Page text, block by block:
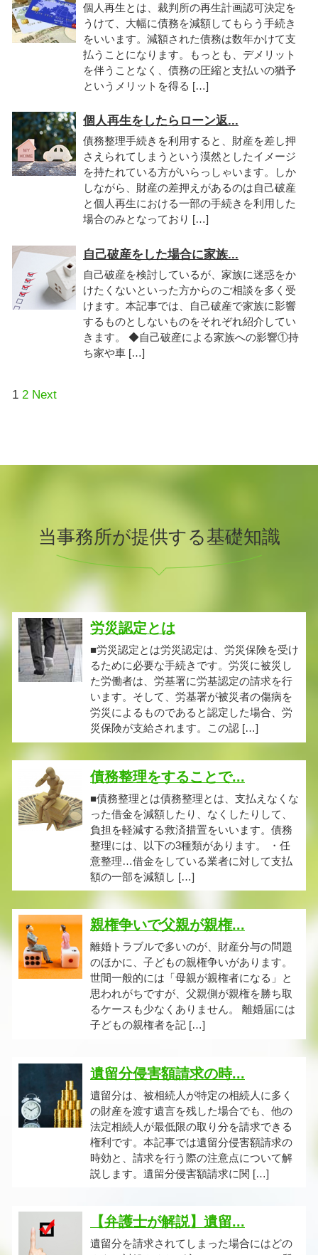
個人再生とは、裁判所の再生計画認可決定を
うけて、大幅に債務を減額してもらう手続き
をいいます。減額された債務は数年かけて支
払うことになります。もっとも、デメリット
を伴うことなく、債務の圧縮と支払いの猶予
というメリットを得る […]
個人再生をしたらローン返...
債務整理手続きを利用すると、財産を差し押
さえられてしまうという漠然としたイメージ
を持たれている方がいらっしゃいます。しか
しながら、財産の差押えがあるのは自己破産
と個人再生における一部の手続きを利用した
場合のみとなっており […]
自己破産をした場合に家族...
自己破産を検討しているが、家族に迷惑をか
けたくないといった方からのご相談を多く受
けます。本記事では、自己破産で家族に影響
するものとしないものをそれぞれ紹介してい
きます。 ◆自己破産による家族への影響①持
ち家や車 […]
1 2 Next
当事務所が提供する基礎知識
労災認定とは
■労災認定とは労災認定は、労災保険を受け
るために必要な手続きです。労災に被災し
た労働者は、労基署に労基認定の請求を行
います。そして、労基署が被災者の傷病を
労災によるものであると認定した場合、労
災保険が支給されます。この認 […]
債務整理をすることで...
■債務整理とは債務整理とは、支払えなくな
った借金を減額したり、なくしたりして、
負担を軽減する救済措置をいいます。債務
整理には、以下の3種類があります。 ・任
意整理…借金をしている業者に対して支払
額の一部を減額し […]
親権争いで父親が親権...
離婚トラブルで多いのが、財産分与の問題
のほかに、子どもの親権争いがあります。
世間一般的には「母親が親権者になる」と
思われがちですが、父親側が親権を勝ち取
るケースも少なくありません。 離婚届には
子どもの親権者を記 […]
遺留分侵害額請求の時...
遺留分は、被相続人が特定の相続人に多く
の財産を渡す遺言を残した場合でも、他の
法定相続人が最低限の取り分を請求できる
権利です。本記事では遺留分侵害額請求の
時効と、請求を行う際の注意点について解
説します。遺留分侵害額請求に関 […]
【弁護士が解説】遺留...
遺留分を請求されてしまった場合にはどの